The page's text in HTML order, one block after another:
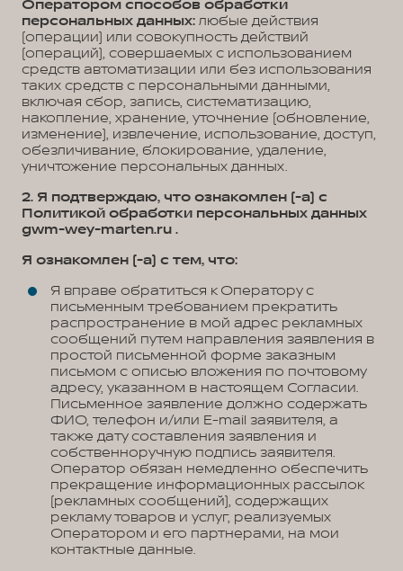
Оператором способов обработки
персональных данных: любые действия
(операции) или совокупность действий
(операций), совершаемых с использованием
средств автоматизации или без использования
таких средств с персональными данными,
включая сбор, запись, систематизацию,
накопление, хранение, уточнение (обновление,
изменение), извлечение, использование, доступ,
обезличивание, блокирование, удаление,
уничтожение персональных данных.
2. Я подтверждаю, что ознакомлен (-а) с
Политикой обработки персональных данных
gwm-wey-marten.ru .
Я ознакомлен (-а) с тем, что:
Я вправе обратиться к Оператору с
письменным требованием прекратить
распространение в мой адрес рекламных
сообщений путем направления заявления в
простой письменной форме заказным
письмом с описью вложения по почтовому
адресу, указанном в настоящем Согласии.
Письменное заявление должно содержать
ФИО, телефон и/или E-mail заявителя, а
также дату составления заявления и
собственноручную подпись заявителя.
Оператор обязан немедленно обеспечить
прекращение информационных рассылок
(рекламных сообщений), содержащих
рекламу товаров и услуг, реализуемых
Оператором и его партнерами, на мои
контактные данные.